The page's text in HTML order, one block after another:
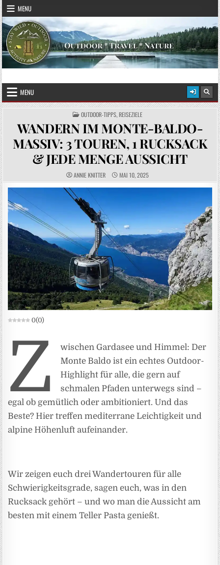
Skip to content
MENU
STAY WILD – OUTDOOR
MENU
POSTED IN
OUTDOOR-TIPPS,REISEZIELE
WANDERN IM MONTE-BALDO-
MASSIV: 3 TOUREN, 1 RUCKSACK
& JEDE MENGE AUSSICHT
AUTHOR:
ANNIE KNITTER PUBLISHED DATE:
MAI 10, 2025
0(0)
Z
wischen Gardasee und Himmel: Der
Monte Baldo ist ein echtes Outdoor-
Highlight für alle, die gern auf
schmalen Pfaden unterwegs sind –
egal ob gemütlich oder ambitioniert. Und das
Beste? Hier treffen mediterrane Leichtigkeit und
alpine Höhenluft aufeinander.
Wir zeigen euch drei Wandertouren für alle
Schwierigkeitsgrade, sagen euch, was in den
Rucksack gehört – und wo man die Aussicht am
besten mit einem Teller Pasta genießt.